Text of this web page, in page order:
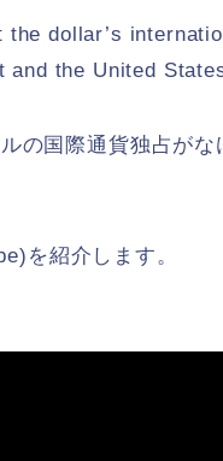
the dollar’s
and the United
の国際通貨独占が
を紹介します。